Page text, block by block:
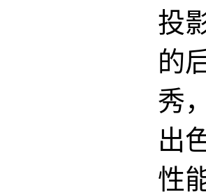
投
的
秀
出
性